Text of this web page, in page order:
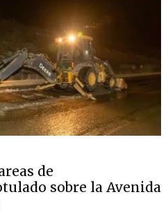
de
sobre la Avenida